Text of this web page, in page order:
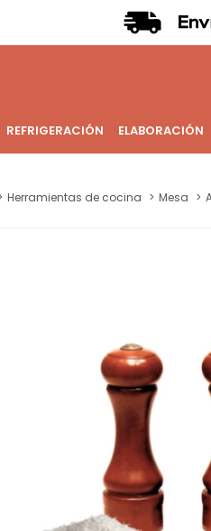
REFRIGERACIÓN ELABORACIÓN
Herramientas de cocina Mesa